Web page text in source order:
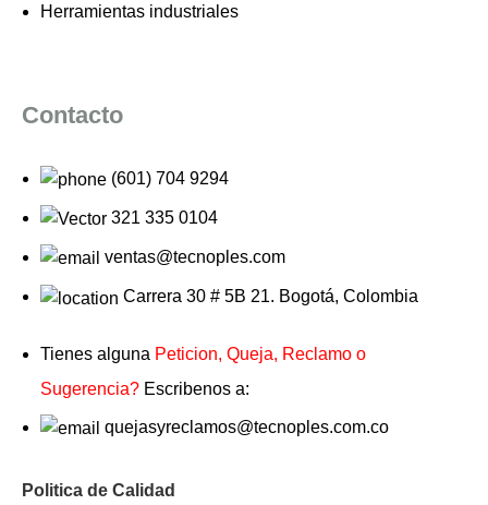
Herramientas industriales
Contacto
(601) 704 9294
321 335 0104
ventas@tecnoples.com
Carrera 30 # 5B 21. Bogotá, Colombia
Tienes alguna Peticion, Queja, Reclamo o
Sugerencia? Escribenos a:
quejasyreclamos@tecnoples.com.co
Politica de Calidad